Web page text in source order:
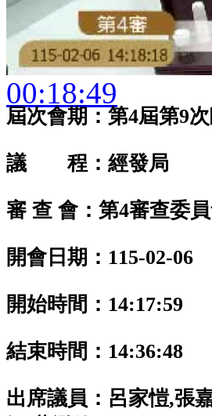
00:18:49
屆次會期：第4屆第9
議 程：經發局
審 查 會：第4審查委
開會日期：115-02-06
開始時間：14:17:59
結束時間：14:36:48
出席議員： 呂家愷,張